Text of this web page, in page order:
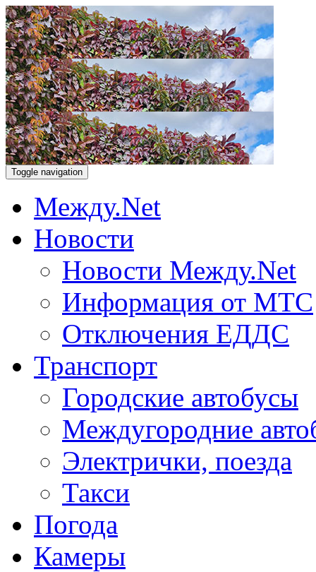
Toggle navigation
Между.Net
Новости
Новости Между.Net
Информация от МТС
Отключения ЕДДС
Транспорт
Городские автобусы
Междугородние
Электрички, поезда
Такси
Погода
Камеры